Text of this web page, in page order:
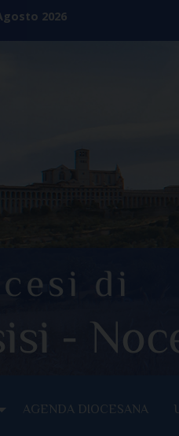
2026
AGENDA DIOCESANA